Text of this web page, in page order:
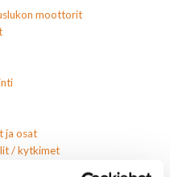
moottorit
ja osat
/ kytkimet